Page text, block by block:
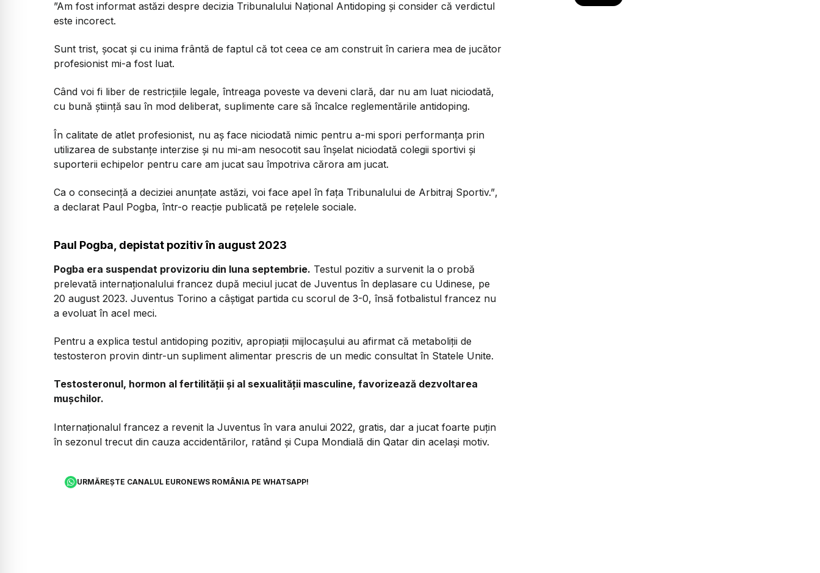
”Am fost informat astăzi despre decizia Tribunalului Național Antidoping și consider că verdictul
este incorect.
Sunt trist, șocat și cu inima frântă de faptul că tot ceea ce am construit în cariera mea de jucător
profesionist mi-a fost luat.
Când voi fi liber de restricțiile legale, întreaga poveste va deveni clară, dar nu am luat niciodată,
cu bună știință sau în mod deliberat, suplimente care să încalce reglementările antidoping.
În calitate de atlet profesionist, nu aș face niciodată nimic pentru a-mi spori performanța prin
utilizarea de substanțe interzise și nu mi-am nesocotit sau înșelat niciodată colegii sportivi și
suporterii echipelor pentru care am jucat sau împotriva cărora am jucat.
Ca o consecință a deciziei anunțate astăzi, voi face apel în fața Tribunalului de Arbitraj Sportiv.”,
a declarat Paul Pogba, într-o reacție publicată pe rețelele sociale.
Paul Pogba, depistat pozitiv în august 2023
Pogba era suspendat provizoriu din luna septembrie. Testul pozitiv a survenit la o probă
prelevată internaţionalului francez după meciul jucat de Juventus în deplasare cu Udinese, pe
20 august 2023. Juventus Torino a câştigat partida cu scorul de 3-0, însă fotbalistul francez nu
a evoluat în acel meci.
Pentru a explica testul antidoping pozitiv, apropiaţii mijlocaşului au afirmat că metaboliţii de
testosteron provin dintr-un supliment alimentar prescris de un medic consultat în Statele Unite.
Testosteronul, hormon al fertilităţii şi al sexualităţii masculine, favorizează dezvoltarea
muşchilor.
Internaţionalul francez a revenit la Juventus în vara anului 2022, gratis, dar a jucat foarte puţin
în sezonul trecut din cauza accidentărilor, ratând şi Cupa Mondială din Qatar din acelaşi motiv.
URMĂREȘTE CANALUL EURONEWS ROMÂNIA PE WHATSAPP!